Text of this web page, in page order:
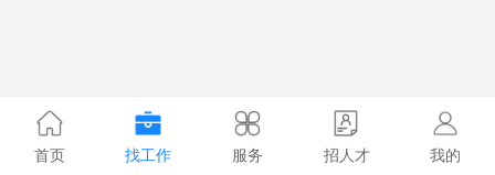
首页 找工作 服务 招人才 我的